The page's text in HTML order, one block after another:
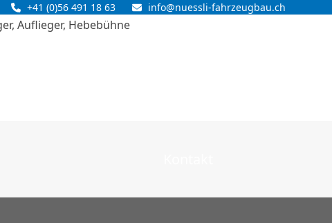
+41 (0)56 491 18 63 info@nuessli-fahrzeugbau.ch